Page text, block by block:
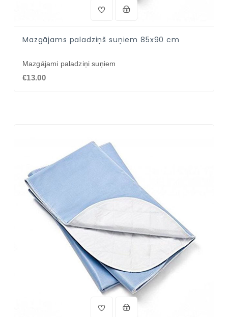
Mazgājams paladziņš suņiem 85x90 cm
Mazgājami paladziņi suņiem
€13.00